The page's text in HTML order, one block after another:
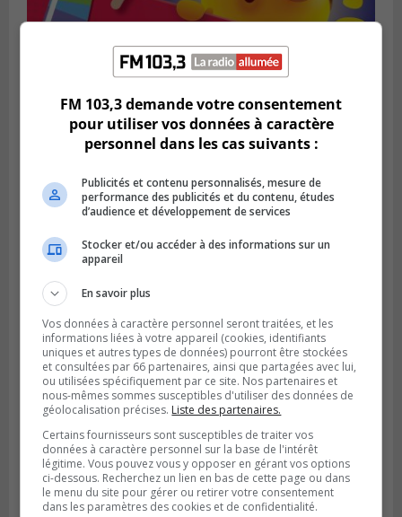
Publié le 2 août 2026 à 08h06
La Fête des parcs est de retour à Saint-
SAINT-CATHERINE
Publié le 30 juillet 2026 à 07h58
Sainte-Catherine prolonge son aide
financière au Complexe Le Partage
FM 103,3 demande votre consentement
pour utiliser vos données à caractère
personnel dans les cas suivants :
Publicités et contenu personnalisés, mesure de
performance des publicités et du contenu, études
d’audience et développement de services
Stocker et/ou accéder à des informations sur un
appareil
En savoir plus
Vos données à caractère personnel seront traitées, et les
informations liées à votre appareil (cookies, identifiants
uniques et autres types de données) pourront être stockées
et consultées par 66 partenaires, ainsi que partagées avec lui,
ou utilisées spécifiquement par ce site. Nos partenaires et
nous-mêmes sommes susceptibles d'utiliser des données de
géolocalisation précises. Liste des partenaires.
Certains fournisseurs sont susceptibles de traiter vos
données à caractère personnel sur la base de l'intérêt
légitime. Vous pouvez vous y opposer en gérant vos options
ci-dessous. Recherchez un lien en bas de cette page ou dans
le menu du site pour gérer ou retirer votre consentement
dans les paramètres des cookies et de confidentialité.